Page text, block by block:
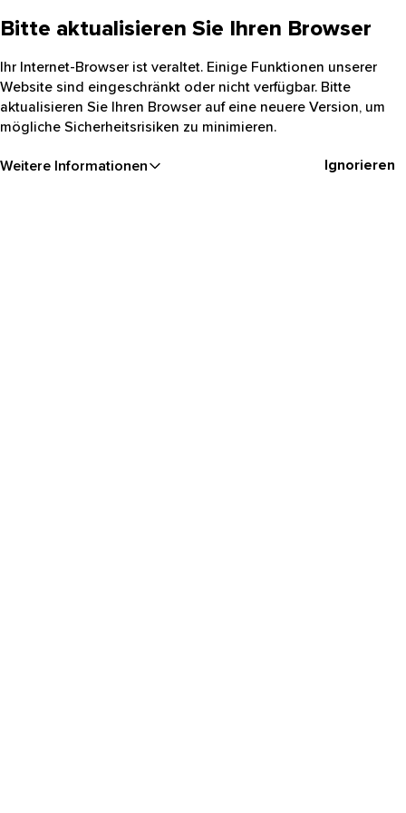
Bitte aktualisieren Sie Ihren Browser
Ihr Internet-Browser ist veraltet. Einige Funktionen unserer
Website sind eingeschränkt oder nicht verfügbar. Bitte
aktualisieren Sie Ihren Browser auf eine neuere Version, um
mögliche Sicherheitsrisiken zu minimieren.
Weitere Informationen Ignorieren